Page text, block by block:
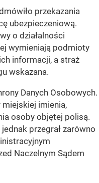
przekazania
ubezpieczeniową.
o działalności
wymieniają podmioty
informacji, a straż
wskazana.
Danych Osobowych.
miejskiej imienia,
osoby objętej polisą.
przegrał zarówno
Naczelnym Sądem